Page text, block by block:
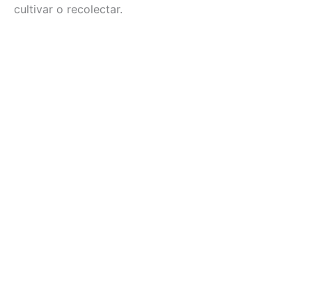
cultivar o recolectar.